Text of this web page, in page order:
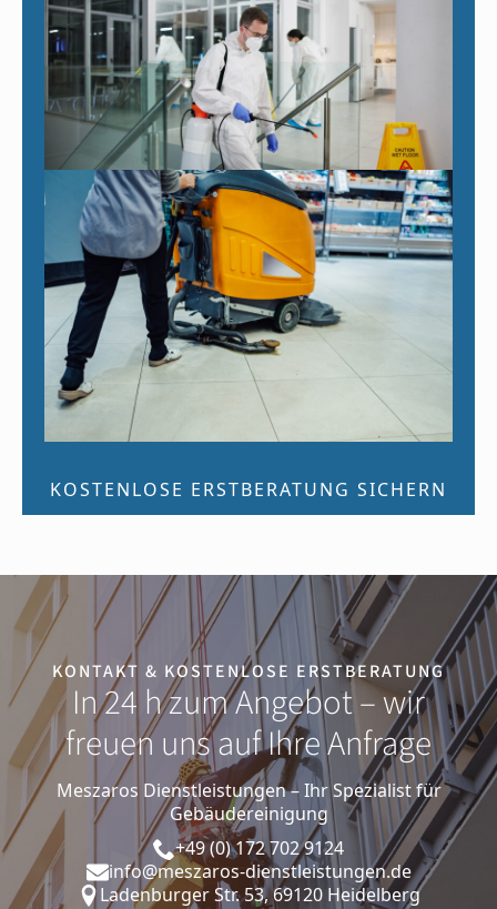
KOSTENLOSE ERSTBERATUNG SICHERN
KONTAKT & KOSTENLOSE ERSTBERATUNG
In 24 h zum Angebot – wir
freuen uns auf Ihre Anfrage
Meszaros Dienstleistungen – Ihr Spezialist für
Gebäudereinigung
+49 (0) 172 702 9124
info@meszaros-dienstleistungen.de
Ladenburger Str. 53, 69120 Heidelberg